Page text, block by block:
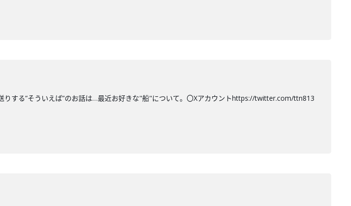
する”そういえば”のお話は…最近お好きな"船"について。〇Xアカウントhttps://twitter.com/ttn813